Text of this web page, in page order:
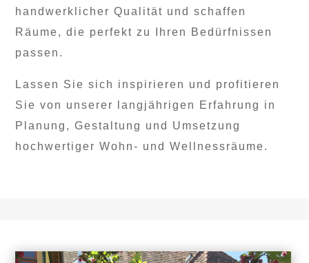
handwerklicher Qualität und schaffen
Räume, die perfekt zu Ihren Bedürfnissen
passen.
Lassen Sie sich inspirieren und profitieren
Sie von unserer langjährigen Erfahrung in
Planung, Gestaltung und Umsetzung
hochwertiger Wohn- und Wellnessräume.